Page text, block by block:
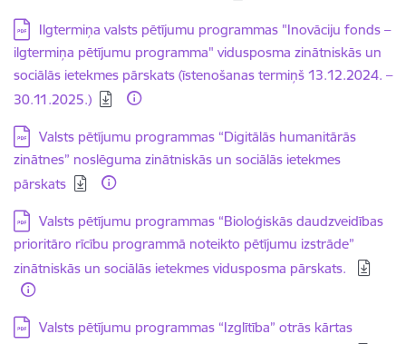
Lejupielādēt:
Ilgtermiņa valsts pētījumu programmas "Inovāciju fonds –
ilgtermiņa pētījumu programma" vidusposma zinātniskās un
sociālās ietekmes pārskats (īstenošanas termiņš 13.12.2024. –
30.11.2025.)
Lejupielādēt:
Valsts pētījumu programmas “Digitālās humanitārās
zinātnes” noslēguma zinātniskās un sociālās ietekmes
pārskats
Lejupielādēt:
Valsts pētījumu programmas “Bioloģiskās daudzveidības
prioritāro rīcību programmā noteikto pētījumu izstrāde”
zinātniskās un sociālās ietekmes vidusposma pārskats.
Lejupielādēt:
Valsts pētījumu programmas “Izglītība” otrās kārtas